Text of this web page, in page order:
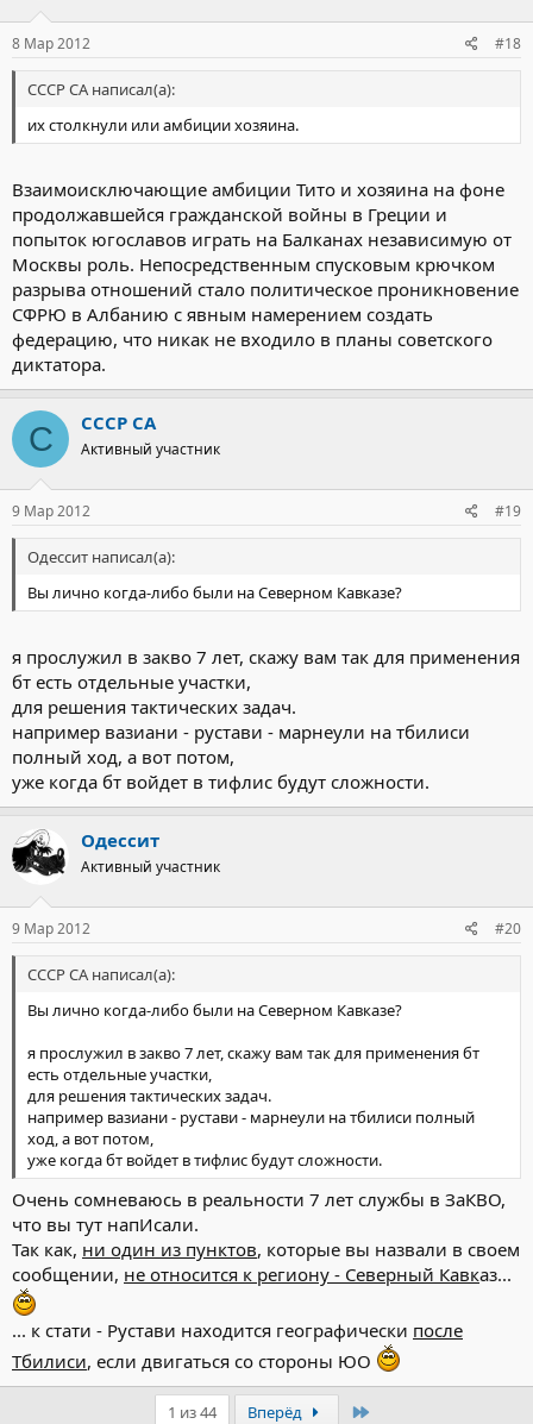
8 Мар 2012 #18
СССР СА написал(а):
их столкнули или амбиции хозяина.
Взаимоисключающие амбиции Тито и хозяина на фоне
продолжавшейся гражданской войны в Греции и
попыток югославов играть на Балканах независимую от
Москвы роль. Непосредственным спусковым крючком
разрыва отношений стало политическое проникновение
СФРЮ в Албанию с явным намерением создать
федерацию, что никак не входило в планы советского
диктатора.
С СССР СА
Активный участник
9 Мар 2012 #19
Одессит написал(а):
Вы лично когда-либо были на Северном Кавказе?
я прослужил в закво 7 лет, скажу вам так для применения
бт есть отдельные участки,
для решения тактических задач.
например вазиани - рустави - марнеули на тбилиси
полный ход, а вот потом,
уже когда бт войдет в тифлис будут сложности.
Одессит
Активный участник
9 Мар 2012 #20
СССР СА написал(а):
Вы лично когда-либо были на Северном Кавказе?
я прослужил в закво 7 лет, скажу вам так для применения бт
есть отдельные участки,
для решения тактических задач.
например вазиани - рустави - марнеули на тбилиси полный
ход, а вот потом,
уже когда бт войдет в тифлис будут сложности.
Очень сомневаюсь в реальности 7 лет службы в ЗаКВО,
что вы тут напИсали.
Так как, ни один из пунктов, которые вы назвали в своем
сообщении, не относится к региону - Северный Кавказ...
... к стати - Рустави находится географически после
Тбилиси, если двигаться со стороны ЮО
1 из 44 Вперёд